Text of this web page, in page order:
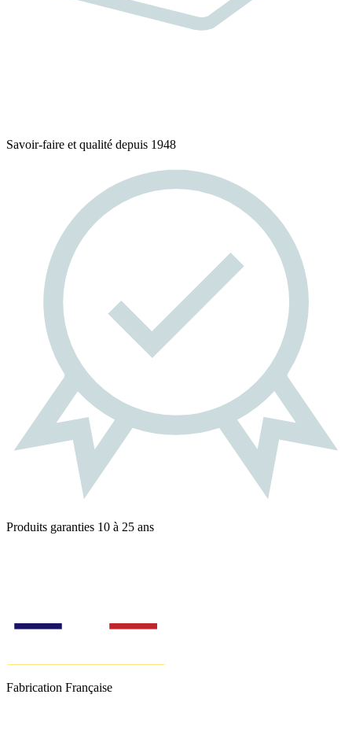
Savoir-faire et qualité depuis 1948
Produits garanties 10 à 25 ans
Fabrication Française